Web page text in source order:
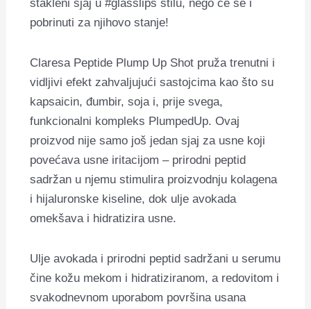
stakleni sjaj u #glasslips stilu, nego će se i
pobrinuti za njihovo stanje!
Claresa Peptide Plump Up Shot pruža trenutni i
vidljivi efekt zahvaljujući sastojcima kao što su
kapsaicin, đumbir, soja i, prije svega,
funkcionalni kompleks PlumpedUp. Ovaj
proizvod nije samo još jedan sjaj za usne koji
povećava usne iritacijom – prirodni peptid
sadržan u njemu stimulira proizvodnju kolagena
i hijaluronske kiseline, dok ulje avokada
omekšava i hidratizira usne.
Ulje avokada i prirodni peptid sadržani u serumu
čine kožu mekom i hidratiziranom, a redovitom i
svakodnevnom uporabom površina usana